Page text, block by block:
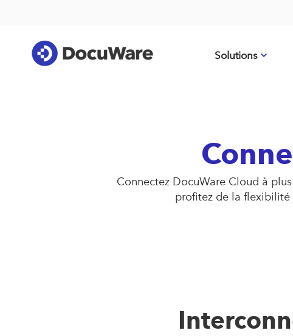
Solutions
Connectez DocuWare Cloud à
profitez de la flexibilité